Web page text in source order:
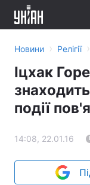
Новини › Релігії ›
Іцхак
події
14:08, 22.01.16